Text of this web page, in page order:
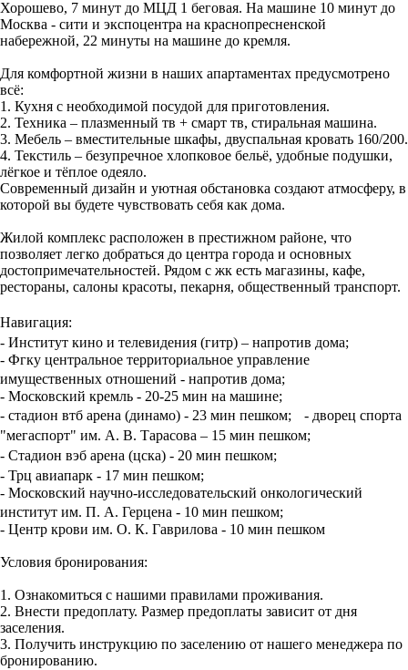
Хорошево, 7 минут до МЦД 1 беговая. На машине 10 минут до
Москва - сити и экспоцентра на краснопресненской
набережной, 22 минуты на машине до кремля.
Для комфортной жизни в наших апартаментах предусмотрено
всё:
1. Кухня с необходимой посудой для приготовления.
2. Техника – плазменный тв + смарт тв, стиральная машина.
3. Мебель – вместительные шкафы, двуспальная кровать 160/200.
4. Текстиль – безупречное хлопковое бельё, удобные подушки,
лёгкое и тёплое одеяло.
Современный дизайн и уютная обстановка создают атмосферу, в
которой вы будете чувствовать себя как дома.
Жилой комплекс расположен в престижном районе, что
позволяет легко добраться до центра города и основных
достопримечательностей. Рядом с жк есть магазины, кафе,
рестораны, салоны красоты, пекарня, общественный транспорт.
Навигация:
- Институт кино и телевидения (гитр) – напротив дома;
- Фгку центральное территориальное управление
имущественных отношений - напротив дома;
- Московский кремль - 20-25 мин на машине;
- стадион втб арена (динамо) - 23 мин пешком; - дворец спорта
"мегаспорт" им. А. В. Тарасова – 15 мин пешком;
- Стадион вэб арена (цска) - 20 мин пешком;
- Трц авиапарк - 17 мин пешком;
- Московский научно-исследовательский онкологический
институт им. П. А. Герцена - 10 мин пешком;
- Центр крови им. О. К. Гаврилова - 10 мин пешком
Условия бронирования:
1. Ознакомиться с нашими правилами проживания.
2. Внести предоплату. Размер предоплаты зависит от дня
заселения.
3. Получить инструкцию по заселению от нашего менеджера по
бронированию.